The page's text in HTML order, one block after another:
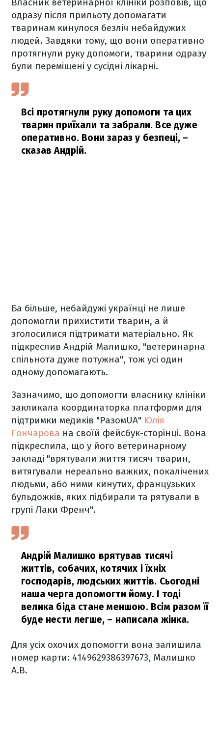
одразу після прильоту допомагати
тваринам кинулося безліч небайдужих
людей. Завдяки тому, що вони оперативно
протягнули руку допомоги, тварини одразу
були переміщені у сусідні лікарні.
Всі протягнули руку допомоги та цих
тварин приїхали та забрали. Все дуже
оперативно. Вони зараз у безпеці, –
сказав Андрій.
Ба більше, небайдужі українці не лише
допомогли прихистити тварин, а й
зголосилися підтримати матеріально. Як
підкреслив Андрій Малишко, "ветеринарна
спільнота дуже потужна", тож усі один
одному допомагають.
Зазначимо, що допомогти власнику клініки
закликала координаторка платформи для
підтримки медиків "РазомUA" Юлія
Гончарова на своїй фейсбук-сторінці. Вона
підкреслила, що у його ветеринарному
закладі "врятували життя тисяч тварин,
витягували нереально важких, покалічених
людьми, або ними кинутих, французьких
бульдожків, яких підбирали та рятували в
групі Лаки Френч".
Андрій Малишко врятував тисячі
життів, собачих, котячих і їхніх
господарів, людських життів. Сьогодні
наша черга допомогти йому. І тоді
велика біда стане меншою. Всім разом її
буде нести легше, – написала жінка.
Для усіх охочих допомогти вона залишила
номер карти: 4149629386397673, Малишко
А.В.